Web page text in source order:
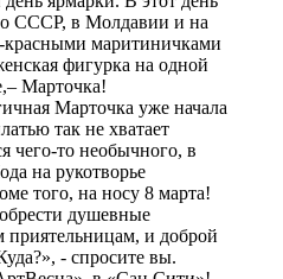
СССР, в Молдавии и на
красными маритиничками
фигурка на одной
Марточка!
Марточка уже начала
так не хватает
чего-то необычного, в
на рукотворье
того, на носу 8 марта!
душевные
приятельницам, и доброй
- спросите вы.